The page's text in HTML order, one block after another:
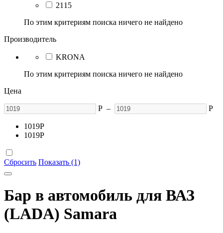
2115
По этим критериям поиска ничего не найдено
Производитель
KRONA
По этим критериям поиска ничего не найдено
Цена
Р – Р
1019Р
1019Р
Сбросить Показать (1)
Бар в автомобиль для ВАЗ
(LADA) Samara